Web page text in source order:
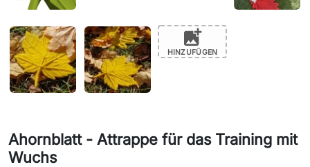
add_photo_alternate
HINZUFÜGEN
Ahornblatt - Attrappe für das Training mit
Wuchs